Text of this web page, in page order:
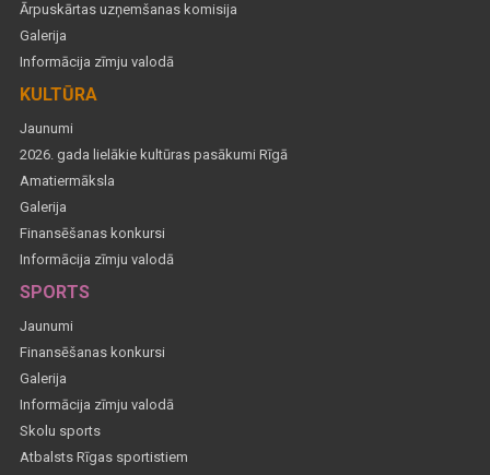
Ārpuskārtas uzņemšanas komisija
Galerija
Informācija zīmju valodā
KULTŪRA
Jaunumi
2026. gada lielākie kultūras pasākumi Rīgā
Amatiermāksla
Galerija
Finansēšanas konkursi
Informācija zīmju valodā
SPORTS
Jaunumi
Finansēšanas konkursi
Galerija
Informācija zīmju valodā
Skolu sports
Atbalsts Rīgas sportistiem